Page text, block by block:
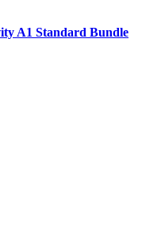
A1 Standard Bundle